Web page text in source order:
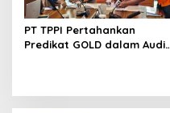
PT TPPI Pertahankan
Predikat GOLD dalam Audit